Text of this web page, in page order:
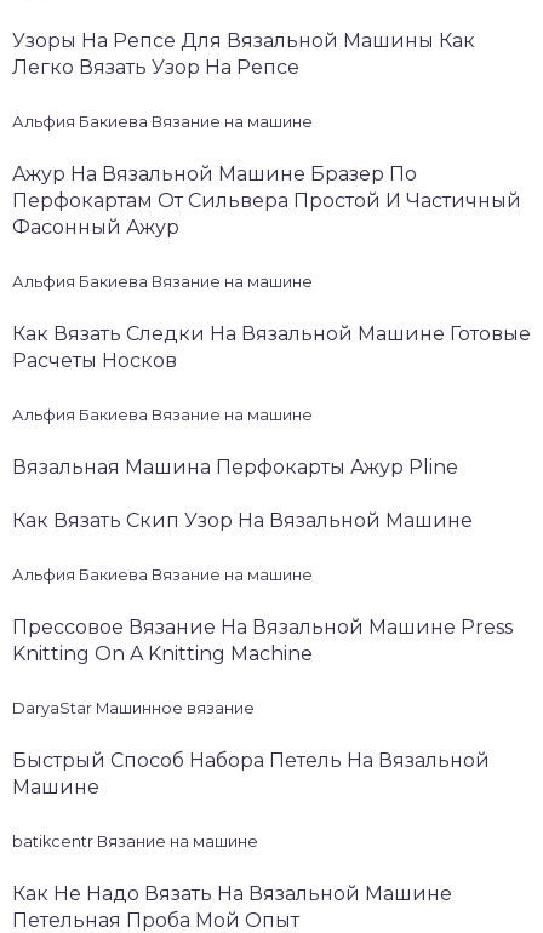
Узоры На Репсе Для Вязальной Машины Как
Легко Вязать Узор На Репсе
Альфия Бакиева Вязание на машине
Ажур На Вязальной Машине Бразер По
Перфокартам От Сильвера Простой И Частичный
Фасонный Ажур
Альфия Бакиева Вязание на машине
Как Вязать Следки На Вязальной Машине Готовые
Расчеты Носков
Альфия Бакиева Вязание на машине
Вязальная Машина Перфокарты Ажур Pline
Как Вязать Скип Узор На Вязальной Машине
Альфия Бакиева Вязание на машине
Прессовое Вязание На Вязальной Машине Press
Knitting On A Knitting Machine
DaryaStar Машинное вязание
Быстрый Способ Набора Петель На Вязальной
Машине
batikcentr Вязание на машине
Как Не Надо Вязать На Вязальной Машине
Петельная Проба Мой Опыт